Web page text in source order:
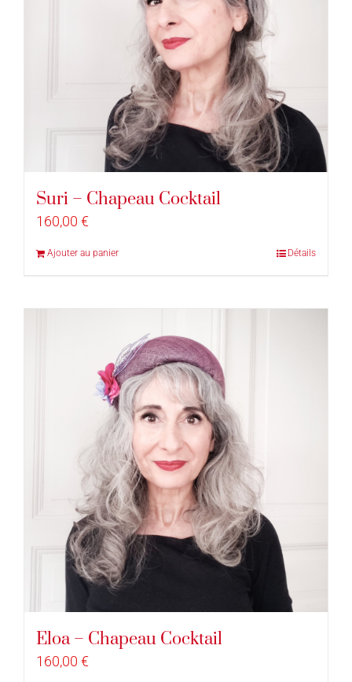
Suri – Chapeau Cocktail
160,00 €
Ajouter au panier Détails
Eloa – Chapeau Cocktail
160,00 €